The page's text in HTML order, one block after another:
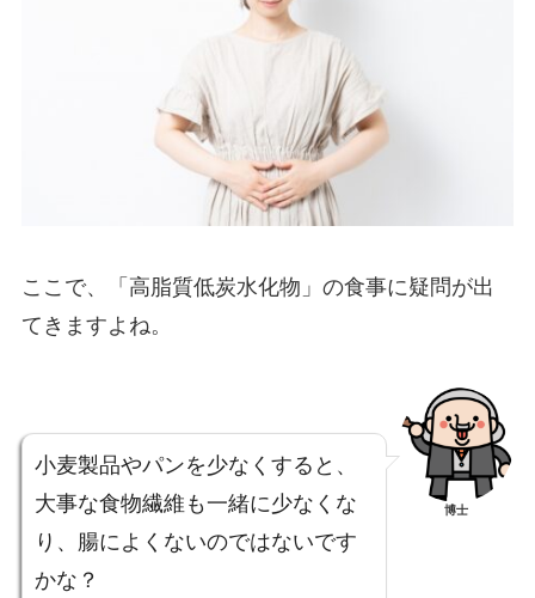
ここで、「高脂質低炭水化物」の食事に疑問が出
てきますよね。
小麦製品やパンを少なくすると、
大事な食物繊維も一緒に少なくな
り、腸によくないのではないです
かな？
博士